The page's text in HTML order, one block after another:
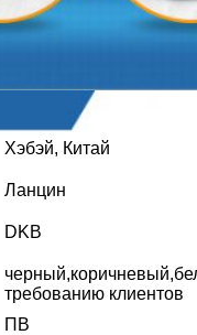
Хэбэй, Китай
Ланцин
DKB
требованию клиентов
ПВ